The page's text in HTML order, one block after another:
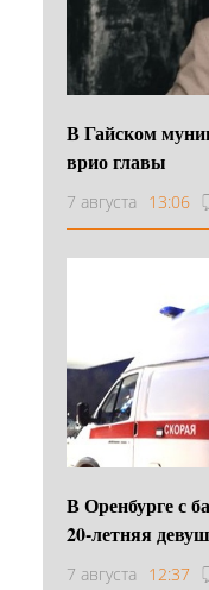
В Гайском
врио главы
7 августа 13:06
В Оренбурге с
20-летняя
7 августа 12:37